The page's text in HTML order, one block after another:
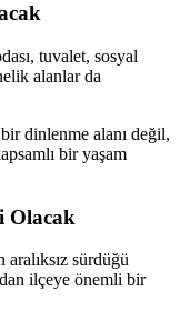
tuvalet, sosyal
alanlar da
dinlenme alanı değil,
bir yaşam
Olacak
aralıksız sürdüğü
ilçeye önemli bir